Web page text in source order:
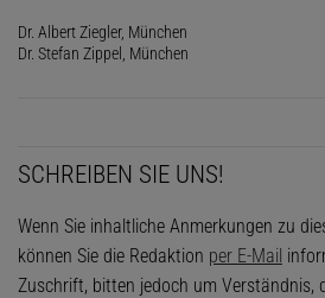
Dr. Albert Ziegler, München
Dr. Stefan Zippel, München
SCHREIBEN SIE UNS!
Wenn Sie inhaltliche Anmerkungen zu
können Sie die Redaktion per E-Mail
Zuschrift, bitten jedoch um Verständnis,